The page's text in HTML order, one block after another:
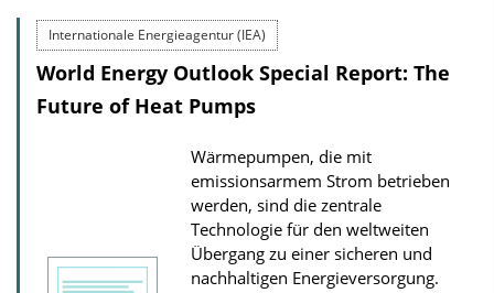
b
l
i
c
t
i
o
n
Internationale Energieagentur (IEA)
World Energy Outlook Special Report: The
Future of Heat Pumps
Wärmepumpen, die mit
emissionsarmem Strom betrieben
werden, sind die zentrale
Technologie für den weltweiten
Übergang zu einer sicheren und
nachhaltigen Energieversorgung.